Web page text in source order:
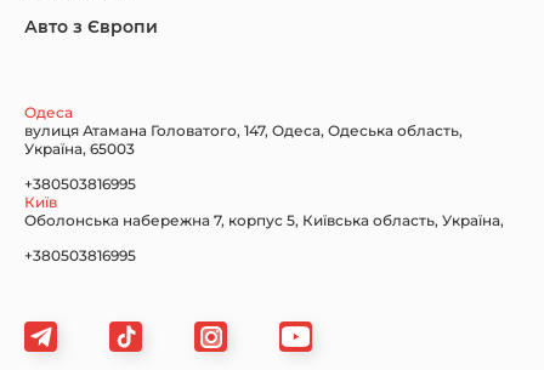
Nissan
Авто з Європи
Одеса
вулиця Атамана Головатого, 147, Одеса, Одеська область,
Україна, 65003
+380503816995
Київ
Оболонська набережна 7, корпус 5, Київська область, Україна,
+380503816995